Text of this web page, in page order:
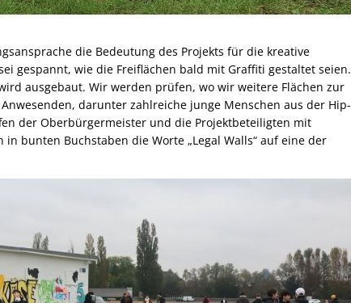
die Bedeutung des Projekts für die kreative
gespannt, wie die Freiflächen bald mit Graffiti gestaltet seien.
ausgebaut. Wir werden prüfen, wo wir weitere Flächen zur
darunter zahlreiche junge Menschen aus der Hip-
der Oberbürgermeister und die Projektbeteiligten mit
bunten Buchstaben die Worte „Legal Walls“ auf eine der